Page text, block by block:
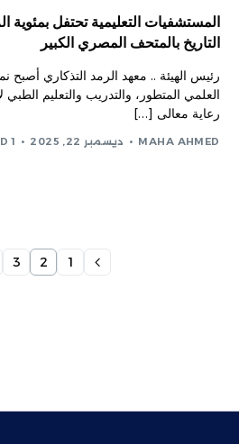
المستشفيات التعليمية تحتفل
التاريخ بالمتحف المصري الكبير
رئيس الهيئة .. معهد الرمد التذكاري أصبح
العلمي المتطور، والتدريب والتعليم
رعاية معالى […]
MAHA AHMED ديسمبر 22, 2025 1 MIN READ
1
2
3